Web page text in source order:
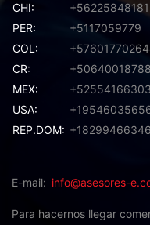
CHI:
+56225848181
PER:
+5117059779
COL:
CR:
+50640018788
MEX:
USA:
REP.DOM: +18299466346
E-mail info@asesores-
Para hacernos llegar